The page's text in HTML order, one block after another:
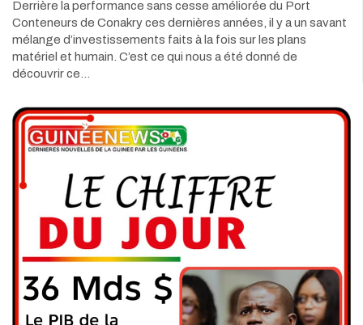
Derrière la performance sans cesse améliorée du Port
Conteneurs de Conakry ces dernières années, il y a un savant
mélange d’investissements faits à la fois sur les plans
matériel et humain. C’est ce qui nous a été donné de
découvrir ce…